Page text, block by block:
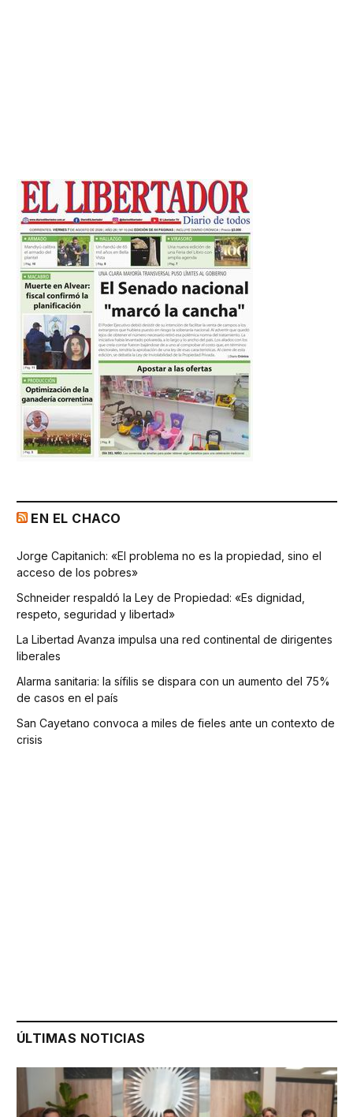
EN EL CHACO
Jorge Capitanich: «El problema no es la propiedad, sino el
acceso de los pobres»
Schneider respaldó la Ley de Propiedad: «Es dignidad,
respeto, seguridad y libertad»
La Libertad Avanza impulsa una red continental de dirigentes
liberales
Alarma sanitaria: la sífilis se dispara con un aumento del 75%
de casos en el país
San Cayetano convoca a miles de fieles ante un contexto de
crisis
ÚLTIMAS NOTICIAS